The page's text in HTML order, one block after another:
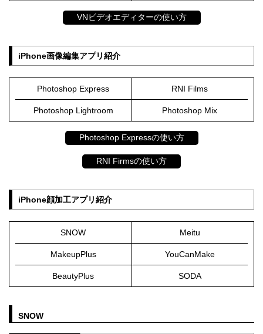
VNビデオエディターの使い方
iPhone画像編集アプリ紹介
Photoshop Express RNI Films
Photoshop Lightroom Photoshop Mix
Photoshop Expressの使い方
RNI Firmsの使い方
iPhone顔加工アプリ紹介
SNOW Meitu
MakeupPlus YouCanMake
BeautyPlus SODA
SNOW